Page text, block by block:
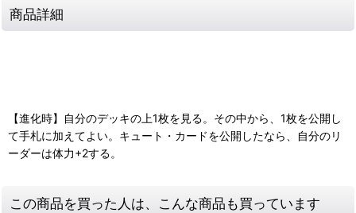
商品詳細
【進化時】自分のデッキの上1枚を見る。その中から、1枚を公開し
て手札に加えてよい。キュート・カードを公開したなら、自分のリ
ーダーは体力+2する。
この商品を買った人は、こんな商品も買っています